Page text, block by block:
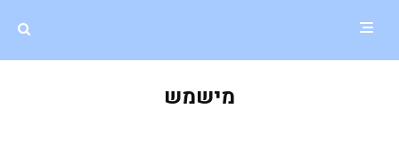
מישמש